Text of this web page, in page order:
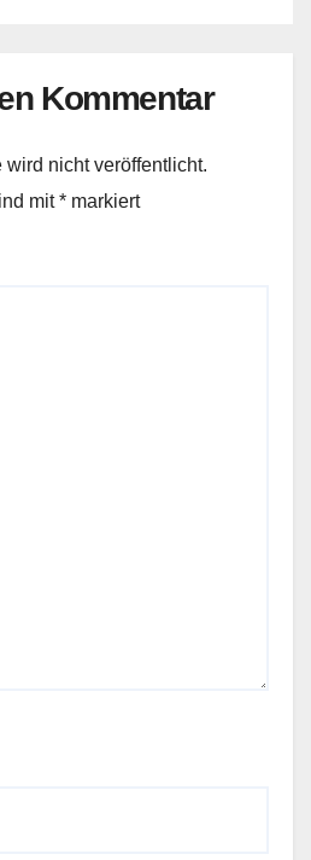
Kommentar
nicht veröffentlicht.
mit* markiert